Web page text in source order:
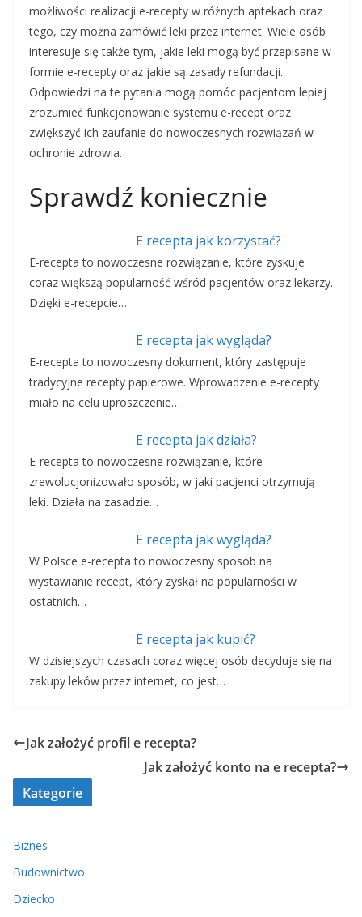
możliwości realizacji e-recepty w różnych aptekach oraz
tego, czy można zamówić leki przez internet. Wiele osób
interesuje się także tym, jakie leki mogą być przepisane w
formie e-recepty oraz jakie są zasady refundacji.
Odpowiedzi na te pytania mogą pomóc pacjentom lepiej
zrozumieć funkcjonowanie systemu e-recept oraz
zwiększyć ich zaufanie do nowoczesnych rozwiązań w
ochronie zdrowia.
Sprawdź koniecznie
E recepta jak korzystać?
E-recepta to nowoczesne rozwiązanie, które zyskuje
coraz większą popularność wśród pacjentów oraz lekarzy.
Dzięki e-recepcie…
E recepta jak wygląda?
E-recepta to nowoczesny dokument, który zastępuje
tradycyjne recepty papierowe. Wprowadzenie e-recepty
miało na celu uproszczenie…
E recepta jak działa?
E-recepta to nowoczesne rozwiązanie, które
zrewolucjonizowało sposób, w jaki pacjenci otrzymują
leki. Działa na zasadzie…
E recepta jak wygląda?
W Polsce e-recepta to nowoczesny sposób na
wystawianie recept, który zyskał na popularności w
ostatnich…
E recepta jak kupić?
W dzisiejszych czasach coraz więcej osób decyduje się na
zakupy leków przez internet, co jest…
Jak założyć profil e recepta?
Jak założyć konto na e recepta?
Kategorie
Biznes
Budownictwo
Dziecko